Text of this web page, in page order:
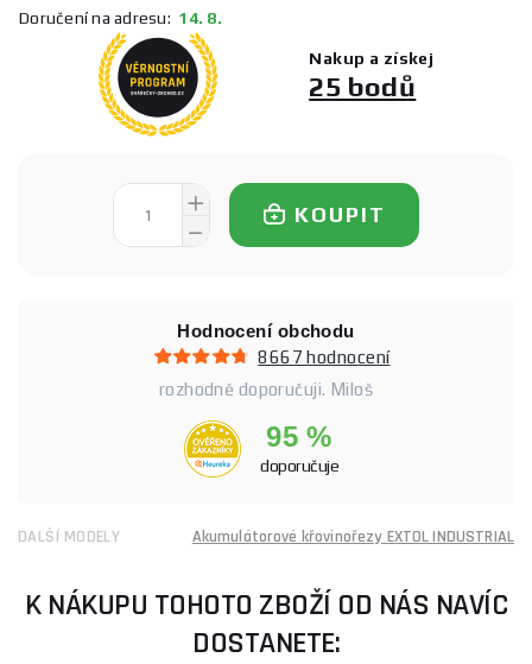
Doručení na adresu: 14. 8.
Nakup a získej
25 bodů
KOUPIT
Hodnocení obchodu
8667 hodnocení
rozhodně doporučuji. Miloš
95 %
doporučuje
DALŠÍ MODELY Akumulátorové křovinořezy EXTOL INDUSTRIAL
K NÁKUPU TOHOTO ZBOŽÍ OD NÁS NAVÍC
DOSTANETE: